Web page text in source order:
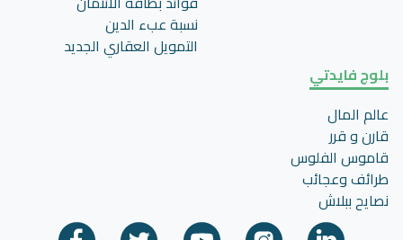
نسبة عبء الدين
التمويل العقاري الجديد
بلوج فايدتي
عالم المال
قارن و قرر
قاموس الفلوس
طرائف وعجائب
نصايح ببلاش